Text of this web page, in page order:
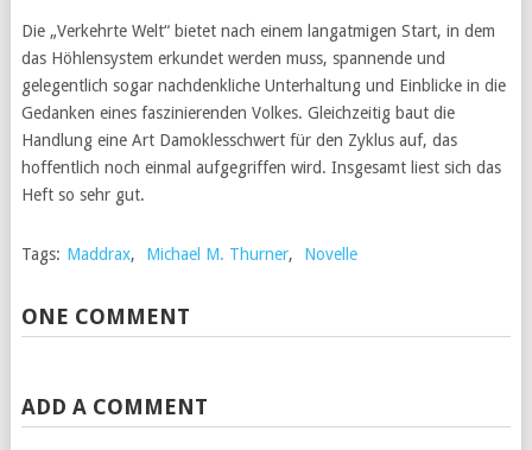
Die „Verkehrte Welt“ bietet nach einem langatmigen Start, in dem
das Höhlensystem erkundet werden muss, spannende und
gelegentlich sogar nachdenkliche Unterhaltung und Einblicke in die
Gedanken eines faszinierenden Volkes. Gleichzeitig baut die
Handlung eine Art Damoklesschwert für den Zyklus auf, das
hoffentlich noch einmal aufgegriffen wird. Insgesamt liest sich das
Heft so sehr gut.
Tags: Maddrax, Michael M. Thurner, Novelle
ONE COMMENT
ADD A COMMENT